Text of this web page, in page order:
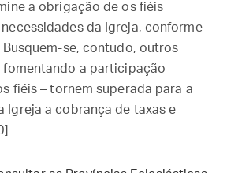
a obrigação de os fiéis
da Igreja, conforme
Busquem-se, contudo, outros
fomentando a participação
fiéis – tornem superada para a
Igreja a cobrança de taxas e